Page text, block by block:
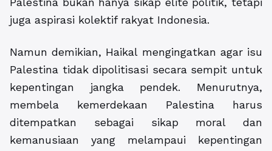
juga aspirasi kolektif rakyat Indonesia.
Namun demikian, Haikal mengingatkan agar isu
Palestina tidak dipolitisasi secara sempit untuk
kepentingan jangka pendek. Menurutnya,
membela kemerdekaan Palestina harus
ditempatkan sebagai sikap moral dan
kemanusiaan yang melampaui kepentingan